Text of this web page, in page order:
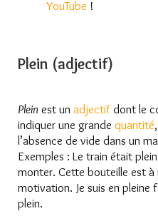
YouTube !
Plein (adjectif)
Plein est un adjectifdont le
indiquer une grande quantité
l’absence de vide dans un
Exemples : Le train était
monter. Cette bouteille est à
motivation. Je suis en pleine
plein.